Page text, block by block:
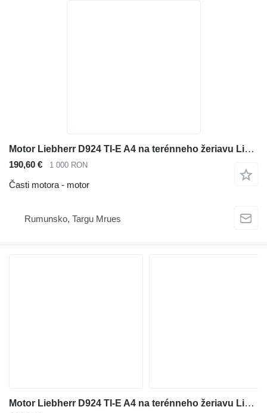
Motor Liebherr D924 TI-E A4 na terénneho žeriavu Liebherr LTM 1100-4.1
190,60 € 1 000 RON
Časti motora - motor
Rumunsko, Targu Mrues
Motor Liebherr D924 TI-E A4 na terénneho žeriavu Liebherr LTM 1100-4.1